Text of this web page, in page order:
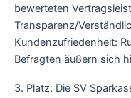
bewerteten
Transparenz/
Kundenzufriedenheit:
Befragten äußern sich
3. Platz: Die SV